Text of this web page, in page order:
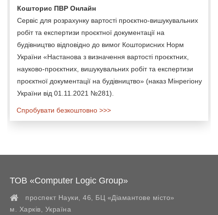
Кошторис ПВР Онлайн
Сервіс для розрахунку вартості проєктно-вишукувальних
робіт та експертизи проєктної документації на
будівництво відповідно до вимог Кошторисних Норм
України «Настанова з визначення вартості проєктних,
науково-проєктних, вишукувальних робіт та експертизи
проєктної документації на будівництво» (наказ Мінрегіону
України від 01.11.2021 №281).
Спробувати безкоштовно >>>
ТОВ «Computer Logic Group»
проспект Науки, 46, БЦ «Діамантове місто»
м. Харків
Україна